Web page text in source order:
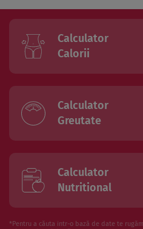
Calculator
Calorii
Calculator
Greutate
Calculator
Nutritional
*Pentru a căuta intr-o bază de date te